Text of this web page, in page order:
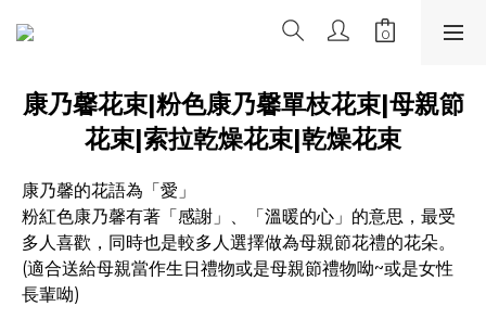
康乃馨花束|粉色康乃馨單枝花束|母親節
花束|索拉乾燥花束|乾燥花束
康乃馨的花語為「愛」
粉紅色康乃馨有著「感謝」、「溫暖的心」的意思，最受
多人喜歡，同時也是較多人選擇做為母親節花禮的花朵。
(適合送給母親當作生日禮物或是母親節禮物呦~或是女性
長輩呦)